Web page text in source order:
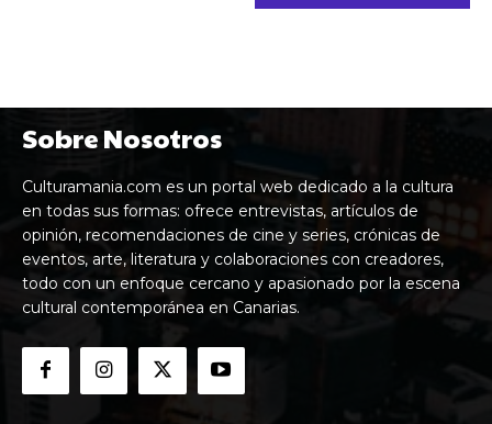
Sobre Nosotros
Culturamania.com es un portal web dedicado a la cultura
en todas sus formas: ofrece entrevistas, artículos de
opinión, recomendaciones de cine y series, crónicas de
eventos, arte, literatura y colaboraciones con creadores,
todo con un enfoque cercano y apasionado por la escena
cultural contemporánea en Canarias.